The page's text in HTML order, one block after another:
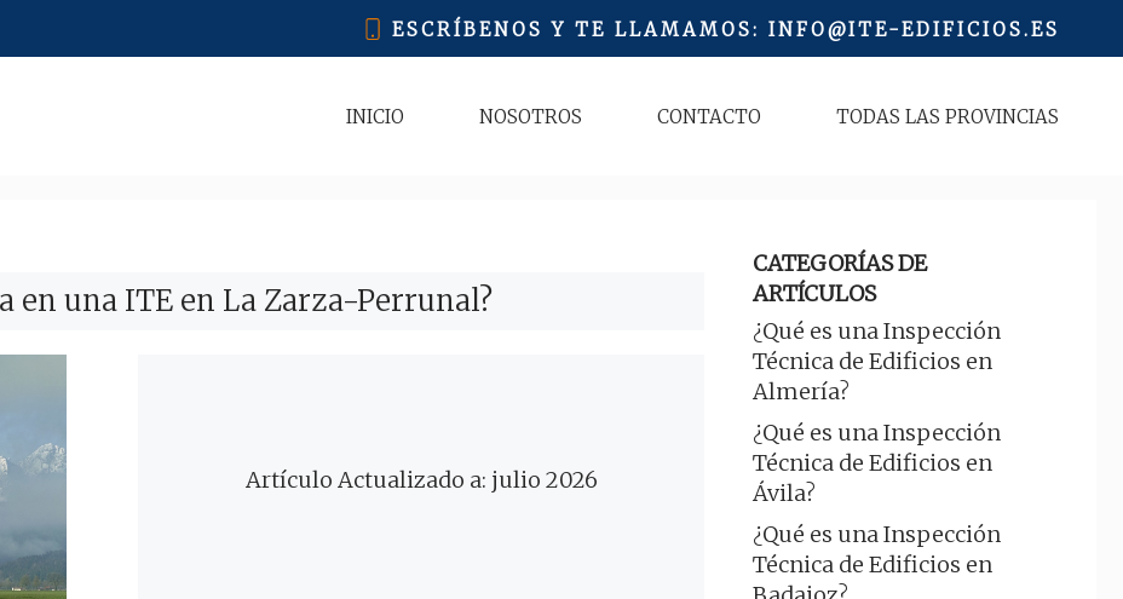
ESCRÍBENOS Y TE LLAMAMOS: INFO@ITE-EDIFICIOS.ES
INICIO NOSOTROS CONTACTO TODAS LAS PROVINCIAS
en una ITE en La Zarza-Perrunal?
Artículo Actualizado a: julio 2026
CATEGORÍAS DE
ARTÍCULOS
¿Qué es una Inspección
Técnica de Edificios en
Almería?
¿Qué es una Inspección
Técnica de Edificios en
Ávila?
¿Qué es una Inspección
Técnica de Edificios en